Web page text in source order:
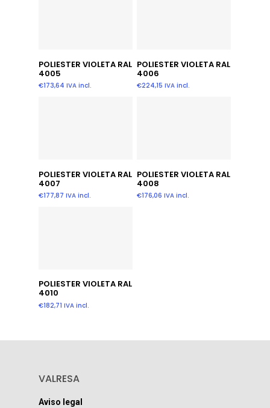
Añadir Al Carrito
POLIESTER VIOLETA RAL
4005
€173,64 IVA incl.
Añadir Al Carrito
POLIESTER VIOLETA RAL
4006
€224,15 IVA incl.
Añadir Al Carrito
POLIESTER VIOLETA RAL
4007
€177,87 IVA incl.
Añadir Al Carrito
POLIESTER VIOLETA RAL
4008
€176,06 IVA incl.
Añadir Al Carrito
POLIESTER VIOLETA RAL
4010
€182,71 IVA incl.
VALRESA
Aviso legal